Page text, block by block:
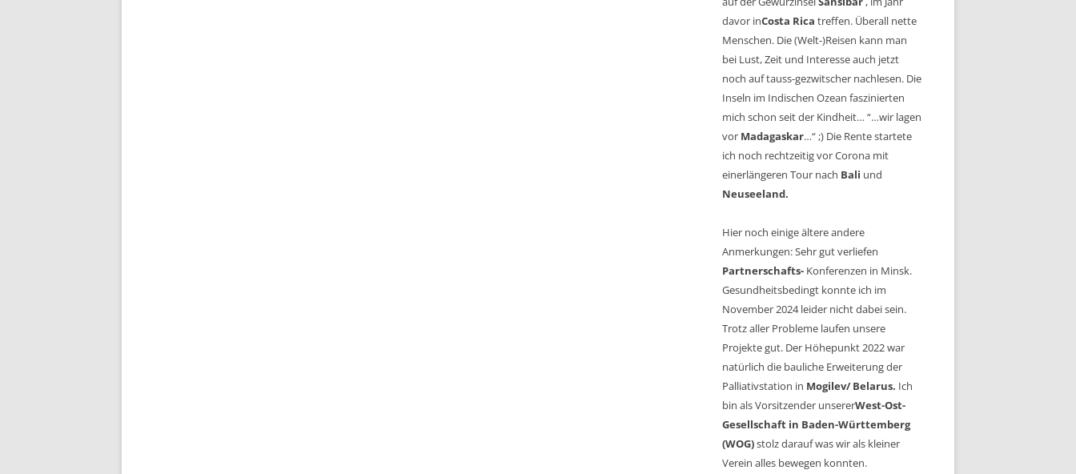
davor inCosta Rica treffen. Überall nette
Menschen. Die (Welt-)Reisen kann man
bei Lust, Zeit und Interesse auch jetzt
noch auf tauss-gezwitscher nachlesen. Die
Inseln im Indischen Ozean faszinierten
mich schon seit der Kindheit… “…wir lagen
vor Madagaskar…“ ;) Die Rente startete
ich noch rechtzeitig vor Corona mit
einerlängeren Tour nach Bali und
Neuseeland.
Hier noch einige ältere andere
Anmerkungen: Sehr gut verliefen
Partnerschafts- Konferenzen in Minsk.
Gesundheitsbedingt konnte ich im
November 2024 leider nicht dabei sein.
Trotz aller Probleme laufen unsere
Projekte gut. Der Höhepunkt 2022 war
natürlich die bauliche Erweiterung der
Palliativstation in Mogilev/ Belarus. Ich
bin als Vorsitzender unsererWest-Ost-
Gesellschaft in Baden-Württemberg
(WOG)stolz darauf was wir als kleiner
Verein alles bewegen konnten.